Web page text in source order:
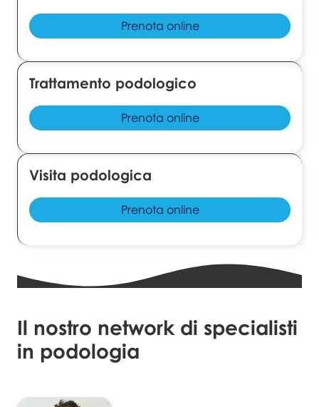
Prenota online
Trattamento podologico
Prenota online
Visita podologica
Prenota online
Il nostro network di specialisti
in podologia